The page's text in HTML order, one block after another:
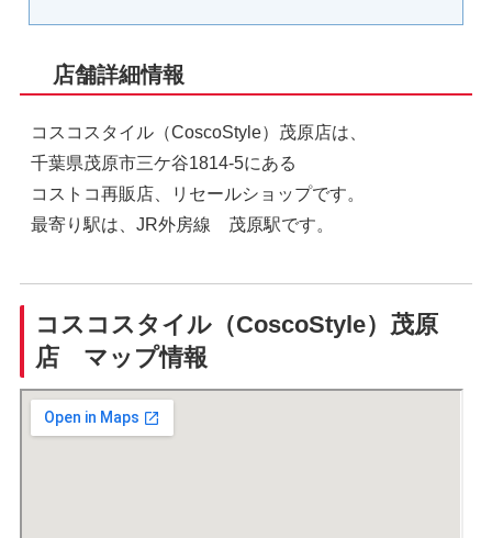
店舗詳細情報
コスコスタイル（CoscoStyle）茂原店は、
千葉県茂原市三ケ谷1814-5にある
コストコ再販店、リセールショップです。
最寄り駅は、JR外房線 茂原駅です。
コスコスタイル（CoscoStyle）茂原
店 マップ情報